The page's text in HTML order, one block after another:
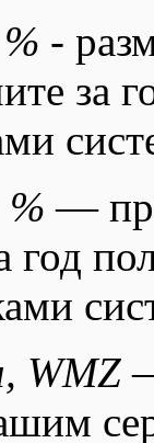
-
за
—
год
WMZ